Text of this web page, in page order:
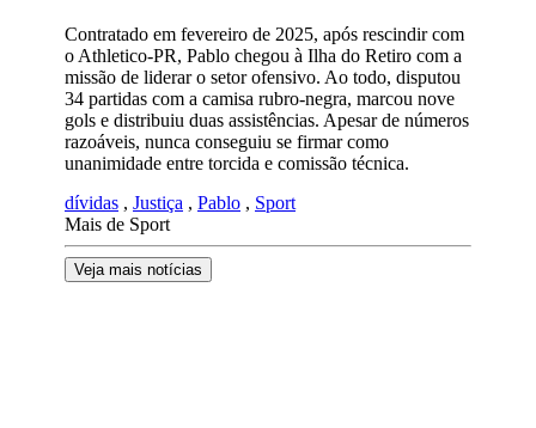
Contratado em fevereiro de 2025, após rescindir com
o Athletico-PR, Pablo chegou à Ilha do Retiro com a
missão de liderar o setor ofensivo. Ao todo, disputou
34 partidas com a camisa rubro-negra, marcou nove
gols e distribuiu duas assistências. Apesar de números
razoáveis, nunca conseguiu se firmar como
unanimidade entre torcida e comissão técnica.
dívidas , Justiça , Pablo , Sport
Mais de Sport
Veja mais notícias